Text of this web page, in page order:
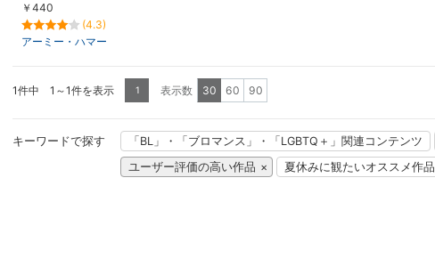
￥440
(4.3)
アーミー・ハマー
1件中 1～1件を表示 1 表示数 30 60 90
キーワードで探す 「BL」・「ブロマンス」・「LGBTQ＋」関連コンテンツ
ユーザー評価の高い作品
夏休みに観たいオススメ作品